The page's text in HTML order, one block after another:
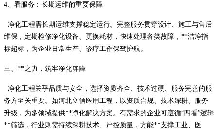
4、看服务：长期运维的重要保障
净化工程需长期运维支撑稳定运行。完整服务贯穿设计、施工与售后
维保，定期检修净化设备、更换耗材，快速处理各类故障，**洁净指
标超标，为企业日常生产、诊疗工作保驾护航。
三、**之力，筑牢净化屏障
净化工程关乎品质与安全，选择资质齐全、技术过硬、服务完善的服
务方至关重要。如河北立信医用工程，以资质合规、技术深耕、服务
升级，为多领域提供**净化解决方案。有需求的企业可遵循“四看”逻辑
**筛选，行业则需持续深耕技术、严控质量，方能**支撑工业、医